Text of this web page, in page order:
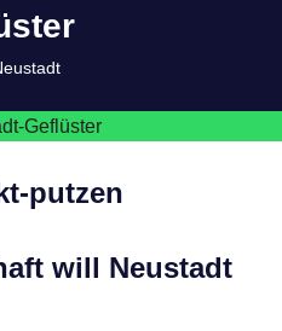
putzen
will Neustadt